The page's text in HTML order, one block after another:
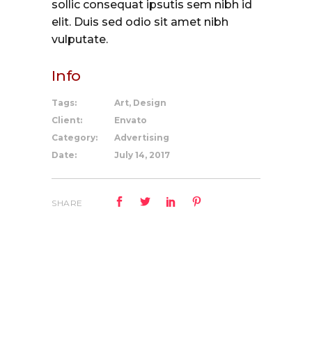
sollic consequat ipsutis sem nibh id
elit. Duis sed odio sit amet nibh
vulputate.
Info
Tags:
Art, Design
Client:
Envato
Category:
Advertising
Date:
July 14, 2017
SHARE